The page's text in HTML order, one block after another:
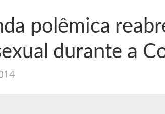
polêmica
durante a